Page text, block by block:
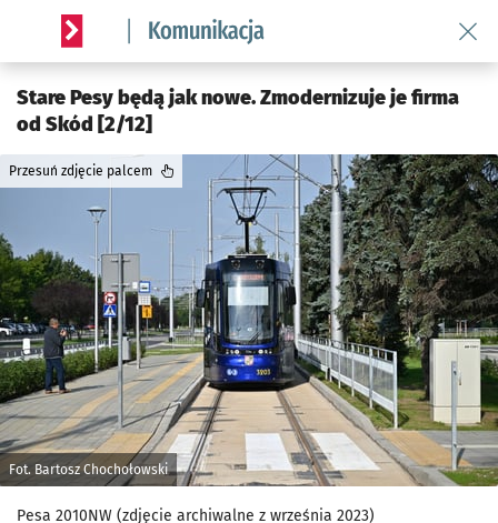
Serwis informacyjny wroclaw.pl podserwis: Komunikacja
Stare Pesy będą jak nowe. Zmodernizuje je firma
od Skód [2/12]
Fot. Bartosz Chochołowski
Przesuń zdjęcie palcem
Pesa 2010NW (zdjęcie archiwalne z września 2023)